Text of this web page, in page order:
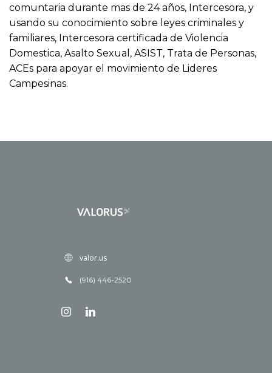
comuntaria durante mas de 24 años, Intercesora, y
usando su conocimiento sobre leyes criminales y
familiares, Intercesora certificada de Violencia
Domestica, Asalto Sexual, ASIST, Trata de Personas,
ACEs para apoyar el movimiento de Lideres
Campesinas.
valor.us
(916) 446-2520